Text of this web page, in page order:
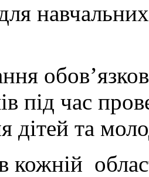
під час
дітей та
кожній